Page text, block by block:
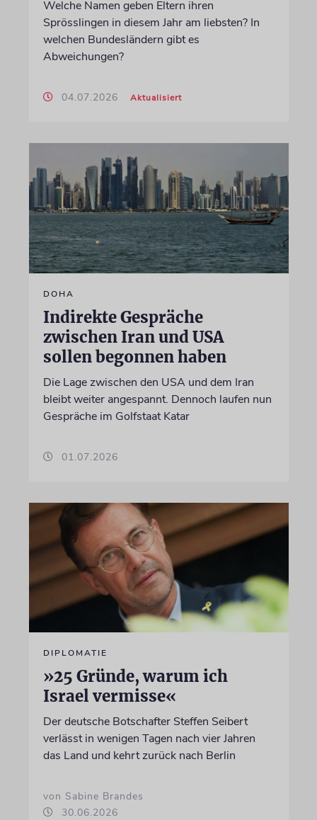
Welche Namen geben Eltern ihren
Sprösslingen in diesem Jahr am liebsten? In
welchen Bundesländern gibt es
Abweichungen?
04.07.2026 Aktualisiert
DOHA
Indirekte Gespräche
zwischen Iran und USA
sollen begonnen haben
Die Lage zwischen den USA und dem Iran
bleibt weiter angespannt. Dennoch laufen nun
Gespräche im Golfstaat Katar
01.07.2026
DIPLOMATIE
»25 Gründe, warum ich
Israel vermisse«
Der deutsche Botschafter Steffen Seibert
verlässt in wenigen Tagen nach vier Jahren
das Land und kehrt zurück nach Berlin
von Sabine Brandes
30.06.2026